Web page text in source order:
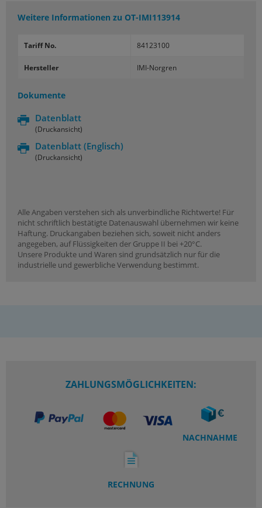
Weitere Informationen zu OT-IMI113914
Tariff No. 84123100
Hersteller IMI-Norgren
Dokumente
Datenblatt
(Druckansicht)
Datenblatt (Englisch)
(Druckansicht)
Alle Angaben verstehen sich als unverbindliche Richtwerte! Für
nicht schriftlich bestätigte Datenauswahl übernehmen wir keine
Haftung. Druckangaben beziehen sich, soweit nicht anders
angegeben, auf Flüssigkeiten der Gruppe II bei +20°C.
Unsere Produkte und Waren sind grundsätzlich nur für die
industrielle und gewerbliche Verwendung bestimmt.
ZAHLUNGSMÖGLICHKEITEN:
NACHNAHME
RECHNUNG